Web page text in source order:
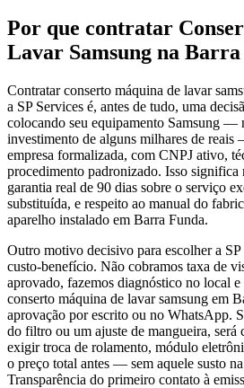
Por que contratar
Lavar Samsung na Barra
Contratar conserto máquina de lavar
a SP Services é, antes de tudo, uma
colocando seu equipamento Samsung —
investimento de alguns milhares de reais
empresa formalizada, com CNPJ ativo,
procedimento padronizado. Isso significa
garantia real de 90 dias sobre o serviço
substituída, e respeito ao manual do
aparelho instalado em Barra Funda.
Outro motivo decisivo para escolher a
custo-benefício. Não cobramos taxa de
aprovado, fazemos diagnóstico no local
conserto máquina de lavar samsung em
aprovação por escrito ou no WhatsApp.
do filtro ou um ajuste de mangueira, será
exigir troca de rolamento, módulo
o preço total antes — sem aquele susto
Transparência do primeiro contato à